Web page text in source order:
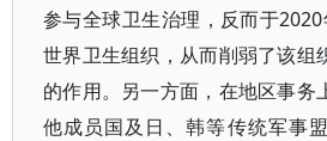
参与全球卫生治理，反而于
世界卫生组织，从而削弱了该组
的作用。另一方面，在地区事务
他成员国及日、韩等传统军事